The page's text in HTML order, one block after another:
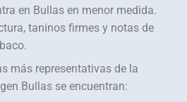
en Bullas en menor medida.
taninos firmes y notas de
más representativas de la
Bullas se encuentran: